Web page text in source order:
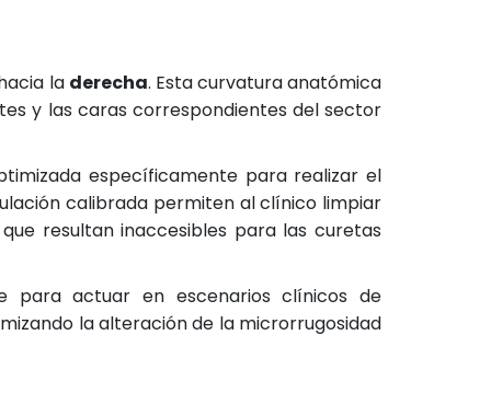
la derecha. Esta curvatura anatómica
y las caras correspondientes del sector
específicamente para realizar el
calibrada permiten al clínico limpiar
resultan inaccesibles para las curetas
para actuar en escenarios clínicos de
la alteración de la microrrugosidad